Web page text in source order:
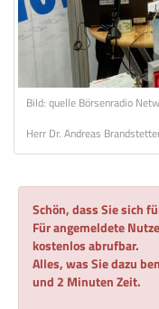
Bild: quelle Börsenradio
Herr Dr. Andreas
Schön, dass Sie sich
Für angemeldete
kostenlos abrufbar.
Alles, was Sie dazu
und 2 Minuten Zeit.